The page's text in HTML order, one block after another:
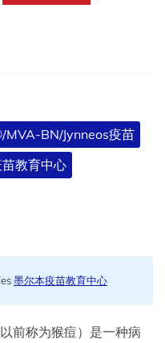
BN/Jynneos疫苗
教育中心
墨尔本疫苗教育中心
前称为猴痘）是一种病